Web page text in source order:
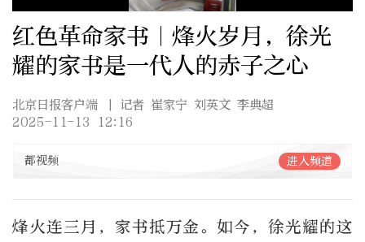
红色革命家书｜烽火岁月，徐光
耀的家书是一代人的赤子之心
北京日报客户端
| 记者 崔家宁 刘英文 李典超
2025-11-13 12:16
都视频 进入频道
烽火连三月，家书抵万金。如今，徐光耀的这